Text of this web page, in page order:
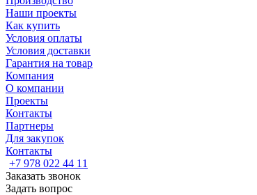
Наши проекты
Как купить
Условия оплаты
Условия доставки
Гарантия на товар
Компания
О компании
Проекты
Контакты
Партнеры
Для закупок
Контакты
+7 978 022 44 11
Заказать звонок
Задать вопрос